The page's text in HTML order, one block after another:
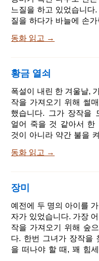
생각했기 때문입니다.
명이 있었지만, 왕은 12
갖고 있었습니다. 그래
집으로 돌아가야 했습니
선물해주었습니다. 한 명
주었습니다. 그렇게 여
사람들이 원하는
느질을 하고 있었습니다
질을 하다가 바늘에 손
속에 있는 피가 너무 아
을 가진 아이가 내게 있
나지 않아 왕비는 딸을
다. 왕비의 딸은 눈처
붉었으며 머리카락은
매서 '백설공주'라고 불
아이가 태어나자 왕비
다. 일 년이 넘은 후 왕
아내로 맞이하였습니다.
사실을 참지 못했습니다
서서 거울을 쳐다보면서
울아, 벽에 있는 거울아
동화 읽고 →
황금 열쇠
폭설이 내린 한 겨울날,
작을 가져오기 위해 썰
했습니다. 그가 장작을
얼어 죽을 것 같아서 한
것이 아니라 약간 불을
땅을 파면서 작고 황금색
땅을 팠고 철로 된 작은
니다. 그 열쇠가 열쇠구
한다면! 이 작은 상자에
는 것은 당연하다고 그
그는 찾아보았지만 열
었습니다. 마지막에 그
지만, 너무 작아서 거의
동화 읽고 →
장미
예전에 두 명의 아이를
자가 있었습니다. 가장
작을 가져오기 위해 숲
다. 한번 그녀가 장작을
을 떠나야 할 때, 꽤 힘